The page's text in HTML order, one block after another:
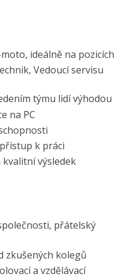
ideálně na pozicích
Vedoucí servisu
týmu lidí výhodou
na PC
k práci
výsledek
přátelský
zkušených kolegů
a vzdělávací